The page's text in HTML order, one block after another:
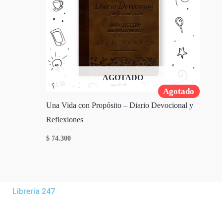
Agotado
AGOTADO
Una Vida con Propósito – Diario Devocional y
Reflexiones
$ 74.300
Libreria 247